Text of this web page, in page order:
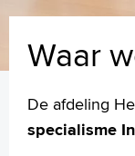
Waar
De afdeling
specialisme